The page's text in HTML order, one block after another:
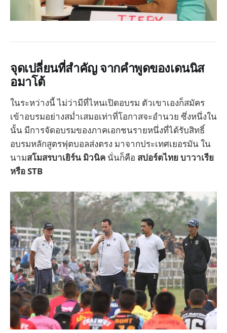
จุดเปลี่ยนที่สำคัญ จากคำพูดของเดนนิส
อมาโต้
ในระหว่างนี้ ไม่ว่ามีที่ไหนเปิดอบรม ตัวเขาเองก็สมัคร
เข้าอบรมอย่างสม่ำเสมอเท่าที่โอกาสจะอำนวย ซึ่งหนึ่งใน
นั้น มีการจัดอบรมของภาคเอกชนรายหนึ่งที่ได้รับสิทธิ์
อบรมหลักสูตรฟุตบอลส่งตรง มาจากประเทศเยอรมัน ใน
นามสโมสรบาเยิร์น มิวนิค นั่นก็คือ สปอร์ตไทย บาวาเรีย
หรือ STB